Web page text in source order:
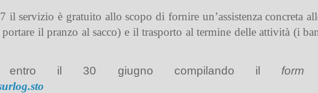
il servizio è gratuito allo scopo di fornire un’assistenza concreta
il pranzo al sacco) e il trasporto al termine delle attività (i
entro il 30 giugno compilando il form